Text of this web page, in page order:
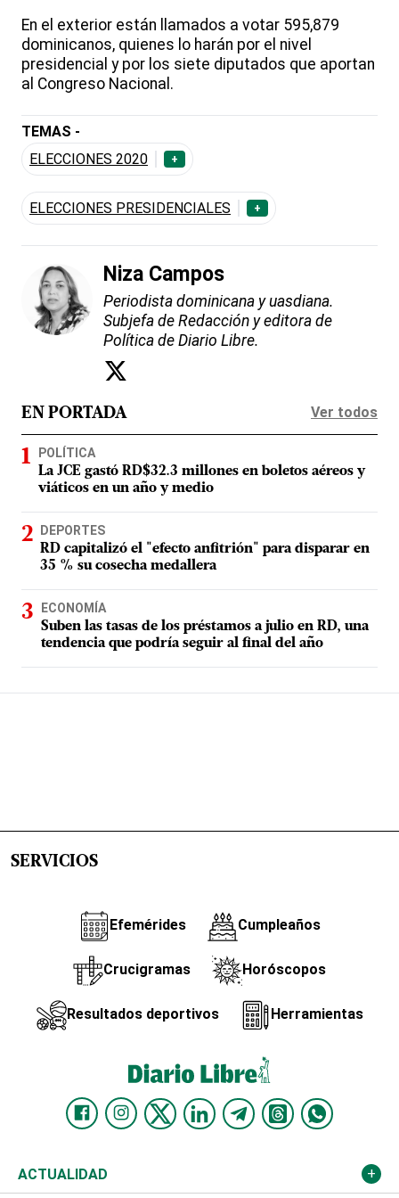
En el exterior están llamados a votar 595,879
dominicanos, quienes lo harán por el nivel
presidencial y por los siete diputados que aportan
al Congreso Nacional.
TEMAS -
ELECCIONES 2020
+
ELECCIONES PRESIDENCIALES +
Niza Campos
Periodista dominicana y uasdiana.
Subjefa de Redacción y editora de
Política de Diario Libre.
EN PORTADA Ver todos
POLÍTICA
La JCE gastó RD$32.3 millones en boletos aéreos y
viáticos en un año y medio
DEPORTES
RD capitalizó el "efecto anfitrión" para disparar en
35 % su cosecha medallera
ECONOMÍA
Suben las tasas de los préstamos a julio en RD, una
tendencia que podría seguir al final del año
SERVICIOS
Efemérides Cumpleaños
Crucigramas Horóscopos
Resultados deportivos Herramientas
ACTUALIDAD